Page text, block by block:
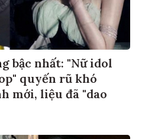
bậc nhất: "Nữ idol
quyến rũ khó
mới, liệu đã "dao